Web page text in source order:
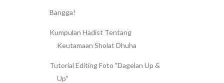
Bangga!
Kumpulan Hadist Tentang
Keutamaan Sholat Dhuha
Tutorial Editing Foto "Dagelan Up &
Up"